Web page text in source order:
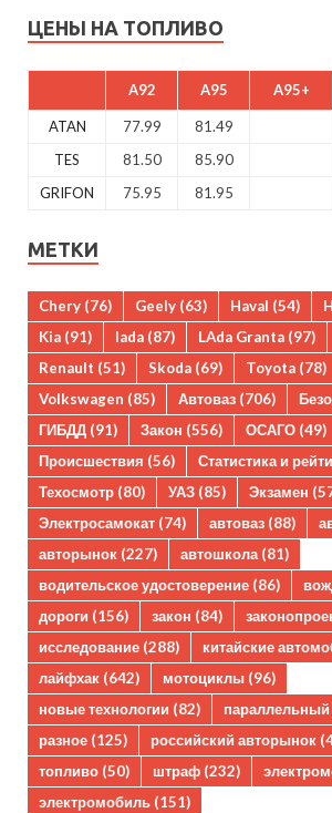
ЦЕНЫ НА ТОПЛИВО
A92 A95 A95+
ATAN 77.99 81.49
TES
81.50 85.90
GRIFON
75.95 81.95
МЕТКИ
Chery (76) Geely (63) Haval (54)
Kia (91) lada (87) LAda Granta (97)
Renault (51) Skoda (69) Toyota (78)
Volkswagen (85) Автоваз (706)
ГИБДД (91) Закон (556) ОСАГО (49)
Происшествия (56) Статистика и
Техосмотр (80) УАЗ (85) Экзамен
Электросамокат (74) автоваз (88)
авторынок (227) автошкола(81)
водительское удостоверение (86)
дороги (156) закон (84)
исследование (288) китайские
лайфхак (642) мотоциклы (96)
новые технологии (82)
разное (125) российский авторынок
топливо (50) штраф (232)
электромобиль (151)